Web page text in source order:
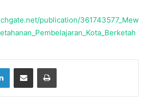
publication/361743577_Mew
LinkedInShare via Email Print